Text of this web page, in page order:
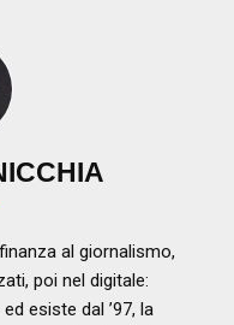
al giornalismo,
poi nel digitale:
esiste dal ’97, la